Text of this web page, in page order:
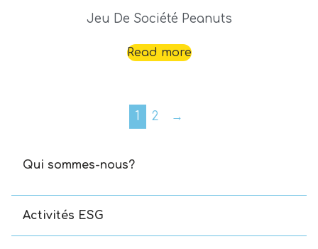
Jeu De Société Peanuts
Read more
1 2 →
Qui sommes-nous?
Activités ESG